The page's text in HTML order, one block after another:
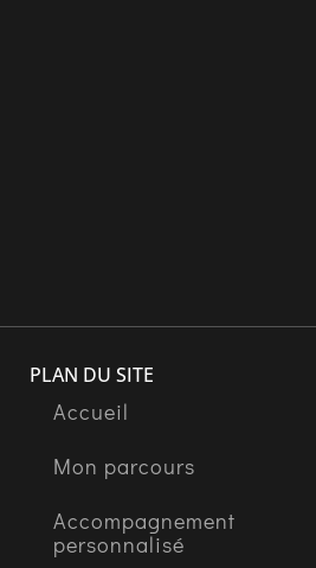
PLAN DU SITE
Accueil
Mon parcours
Accompagnement
personnalisé